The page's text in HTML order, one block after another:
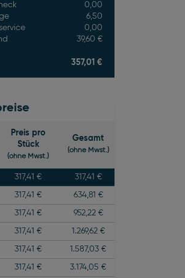
0,00
6,50
0,00
39,60 €
357,01 €
Preis pro
Stück
(ohne Mwst.)
Gesamt
(ohne Mwst.)
317,41 € 317,41 €
317,41 € 634,81 €
317,41 € 952,22 €
317,41 € 1.269,62 €
317,41 € 1.587,03 €
317,41 € 3.174,05 €